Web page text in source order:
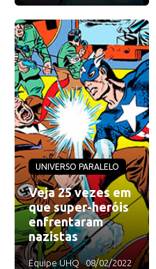
UNIVERSO PARALELO
Veja 25 vezes em
que super-heróis
enfrentaram
nazistas
Equipe UHQ 08/02/2022